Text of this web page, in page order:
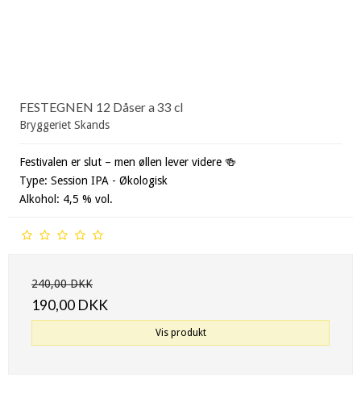
FESTEGNEN 12 Dåser a 33 cl
Bryggeriet Skands
Festivalen er slut – men øllen lever videre 🍻
Type: Session IPA - Økologisk
Alkohol: 4,5 % vol.
240,00 DKK
190,00 DKK
Vis produkt